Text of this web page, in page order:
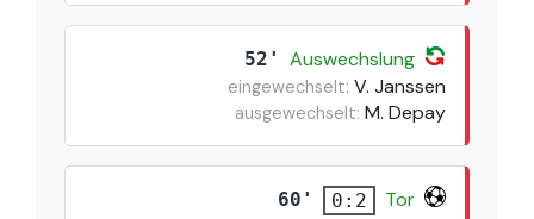
52' Auswechslung
eingewechselt: V. Janssen
ausgewechselt: M. Depay
60' 0:2
Tor